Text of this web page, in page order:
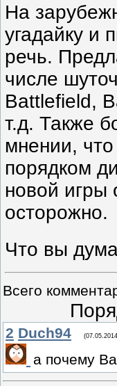
На
угадайку и
речь.
числе
Battlefield,
т.д. Также
мнении,
порядком
новой игры
осторожно.
Что вы
Всего
2 Duch94
а почему